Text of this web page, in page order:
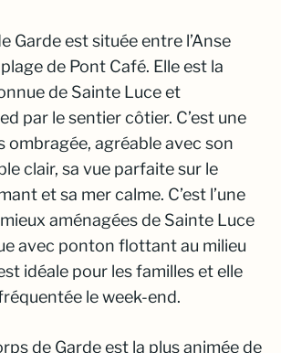
Garde est située entre l’Anse
de Pont Café. Elle est la
de Sainte Luce et
par le sentier côtier. C’est une
ombragée, agréable avec son
clair, sa vue parfaite sur le
et sa mer calme. C’est l’une
aménagées de Sainte Luce
avec ponton flottant au milieu
idéale pour les familles et elle
le week-end.
de Garde est la plus animée de